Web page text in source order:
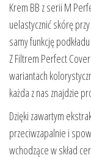
Krem BB z serii M
uelastycznić skórę
samy funkcję
Z Filtrem Perfect
wariantach
każda z nas znajdzie
Dzięki zawartym
przeciwzapalnie i
wchodzące w skład